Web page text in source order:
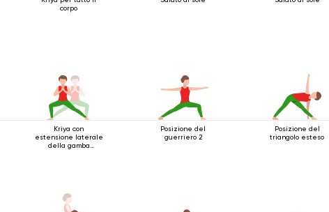
corpo
Kriya con
estensione laterale
della gamba
Posizione del
guerriero 2
Posizione del
triangolo esteso